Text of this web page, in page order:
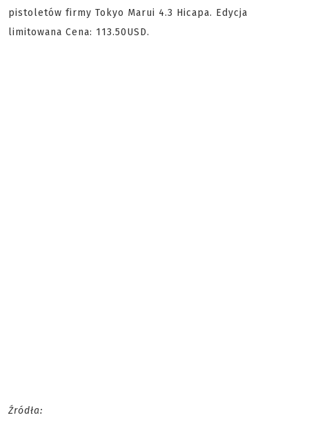
pistoletów firmy Tokyo Marui 4.3 Hicapa. Edycja
limitowana Cena: 113.50USD.
Źródła: